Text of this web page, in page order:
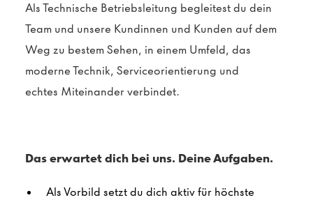
Als Technische Betriebsleitung begleitest du dein
Team und unsere Kundinnen und Kunden auf dem
Weg zu bestem Sehen, in einem Umfeld, das
moderne Technik, Serviceorientierung und
echtes Miteinander verbindet.
Das erwartet dich bei uns. Deine Aufgaben.
Als Vorbild setzt du dich aktiv für höchste